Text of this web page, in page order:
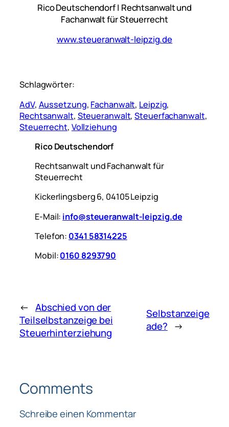
Rico Deutschendorf | Rechtsanwalt und
Fachanwalt für Steuerrecht
www.steueranwalt-leipzig.de
Schlagwörter:
AdV, Aussetzung, Fachanwalt, Leipzig
Rechtsanwalt, Steueranwalt, Steuerfachanwalt
Steuerrecht, Vollziehung
Rico Deutschendorf
Rechtsanwalt und Fachanwalt für
Steuerrecht
Kickerlingsberg 6, 04105 Leipzig
E-Mail: info@steueranwalt-leipzig.de
Telefon: 0341 58314225
Mobil:0160 8293790
← Abschied von der
Teilselbstanzeige bei
Steuerhinterziehung
Selbstanzeige
ade? →
Comments
Schreibe einen Kommentar